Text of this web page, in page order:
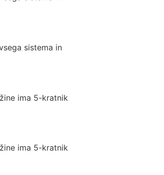
sistema in
ima 5-kratnik
ima 5-kratnik